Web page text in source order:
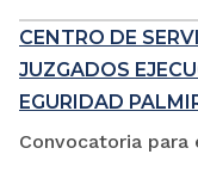
CENTRO DE
JUZGADOS
EGURIDAD
Convocatoria para